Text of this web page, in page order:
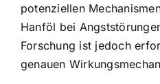
potenziellen
Hanföl bei
Forschung ist jedoch
genauen